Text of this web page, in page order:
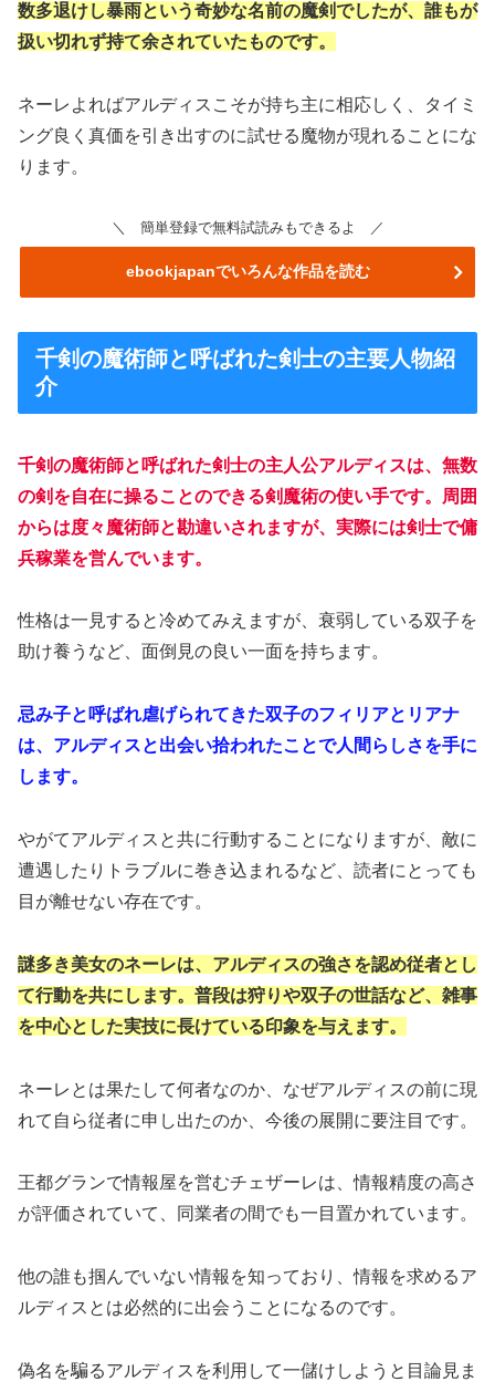
数多退けし暴雨という奇妙な名前の魔剣でしたが、誰もが
扱い切れず持て余されていたものです。
ネーレよればアルディスこそが持ち主に相応しく、タイミ
ング良く真価を引き出すのに試せる魔物が現れることにな
ります。
＼ 簡単登録で無料試読みもできるよ ／
ebookjapanでいろんな作品を読む
千剣の魔術師と呼ばれた剣士の主要人物紹
介
千剣の魔術師と呼ばれた剣士の主人公アルディスは、無数
の剣を自在に操ることのできる剣魔術の使い手です。周囲
からは度々魔術師と勘違いされますが、実際には剣士で傭
兵稼業を営んでいます。
性格は一見すると冷めてみえますが、衰弱している双子を
助け養うなど、面倒見の良い一面を持ちます。
忌み子と呼ばれ虐げられてきた双子のフィリアとリアナ
は、アルディスと出会い拾われたことで人間らしさを手に
します。
やがてアルディスと共に行動することになりますが、敵に
遭遇したりトラブルに巻き込まれるなど、読者にとっても
目が離せない存在です。
謎多き美女のネーレは、アルディスの強さを認め従者とし
て行動を共にします。普段は狩りや双子の世話など、雑事
を中心とした実技に長けている印象を与えます。
ネーレとは果たして何者なのか、なぜアルディスの前に現
れて自ら従者に申し出たのか、今後の展開に要注目です。
王都グランで情報屋を営むチェザーレは、情報精度の高さ
が評価されていて、同業者の間でも一目置かれています。
他の誰も掴んでいない情報を知っており、情報を求めるア
ルディスとは必然的に出会うことになるのです。
偽名を騙るアルディスを利用して一儲けしようと目論見ま